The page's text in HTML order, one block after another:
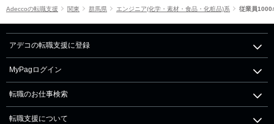
Adeccoの転職支援 関東 群馬県 エンジニア(化学・素材・食品・化粧品)系 従業員1000
アデコの転職支援に登録
MyPagログイン
転職のお仕事検索
転職支援について